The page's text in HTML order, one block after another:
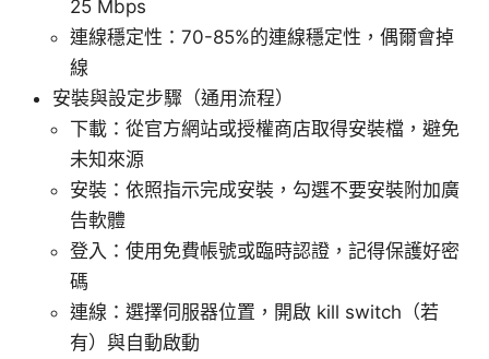
25 Mbps
連線穩定性：70-85%的連線穩定性，偶爾會掉
線
安裝與設定步驟（通用流程）
下載：從官方網站或授權商店取得安裝檔，避免
未知來源
安裝：依照指示完成安裝，勾選不要安裝附加廣
告軟體
登入：使用免費帳號或臨時認證，記得保護好密
碼
連線：選擇伺服器位置，開啟 kill switch（若
有）與自動啟動